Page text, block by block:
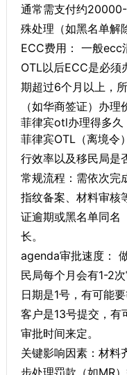
通常需支付约
殊处理（如黑名单解
ECC费用： 一般ecc
OTL以后ECC是必须
期超过6个月以上，
（如华商签证）办理
菲律宾otl办理得多久
菲律宾OTL（离境令
行效率以及移民局是
常规流程​：需依次完
指纹备案、材料审核
证逾期或黑名单同名
长。
agenda审批速度：
民局每个月会有1-2
日期是1号，有可能
客户是13号提交，有
审批时间来定。
关键影响因素​：材料